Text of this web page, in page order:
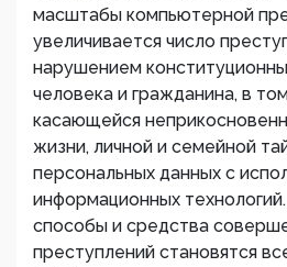
масштабы компьютерной
увеличивается число
нарушением
человека и гражданина, в
касающейся
жизни, личной и семейной
персональных данных с
информационных
способы и средства
преступлений становятся